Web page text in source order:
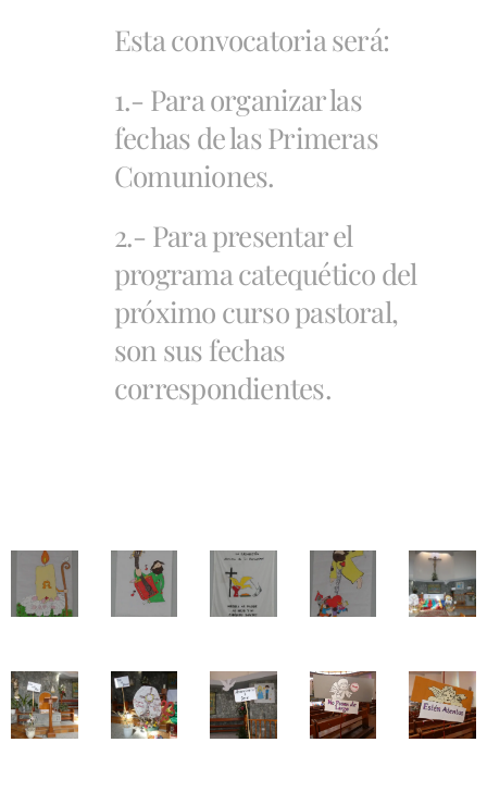
Esta convocatoria será:
1.- Para organizar las
fechas de las Primeras
Comuniones.
2.- Para presentar el
programa catequético del
próximo curso pastoral,
son sus fechas
correspondientes.